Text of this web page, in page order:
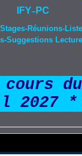
IFY–PC
Stages-Réunions-
Suggestions
cours
2027 *